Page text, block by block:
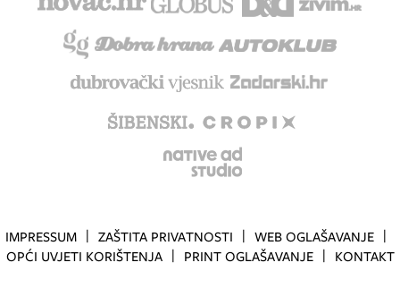
IMPRESSUM ZAŠTITA PRIVATNOSTI
WEB OGLAŠAVANJE
OPĆI UVJETI KORIŠTENJA
PRINT OGLAŠAVANJE KONTAKT